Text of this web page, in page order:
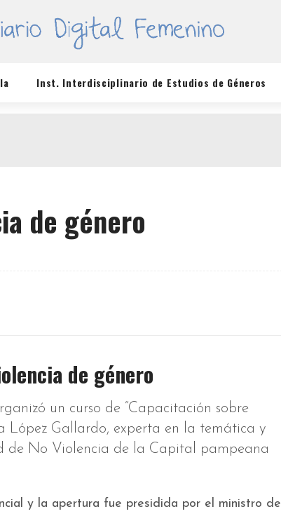
Inst. Interdisciplinario de Estudios de Géneros
de género
de género
un curso de “Capacitación sobre
López Gallardo, experta en la temática y
de No Violencia de la Capital pampeana
y la apertura fue presidida por el ministro de